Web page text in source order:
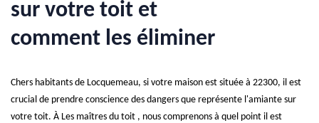
sur votre toit et
comment les éliminer
Chers habitants de Locquemeau, si votre maison est située à 22300, il est
crucial de prendre conscience des dangers que représente l'amiante sur
votre toit. À Les maîtres du toit , nous comprenons à quel point il est